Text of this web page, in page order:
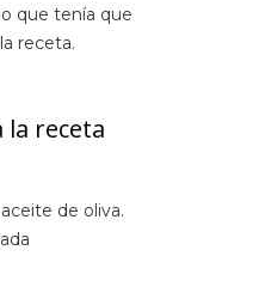
que tenía que
receta.
receta
de oliva.